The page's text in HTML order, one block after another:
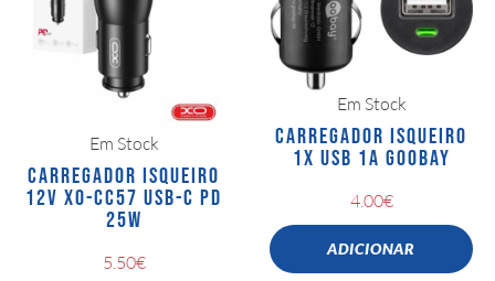
Em Stock
CARREGADOR ISQUEIRO
12V XO-CC57 USB-C PD
25W
5.50€
Em Stock
CARREGADOR ISQUEIRO
1X USB 1A GOOBAY
4.00€
ADICIONAR